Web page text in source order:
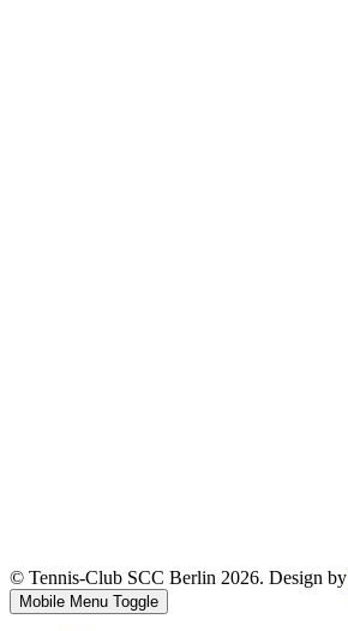
© Tennis-Club SCC Berlin 2026. Design by
Mobile Menu Toggle